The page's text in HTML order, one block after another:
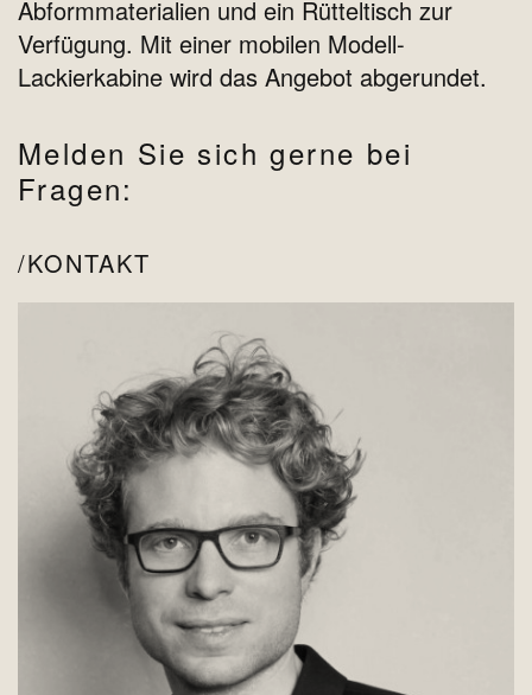
Abformmaterialien und ein Rütteltisch zur
Verfügung. Mit einer mobilen Modell-
Lackierkabine wird das Angebot abgerundet.
Melden Sie sich gerne bei
Fragen:
KONTAKT